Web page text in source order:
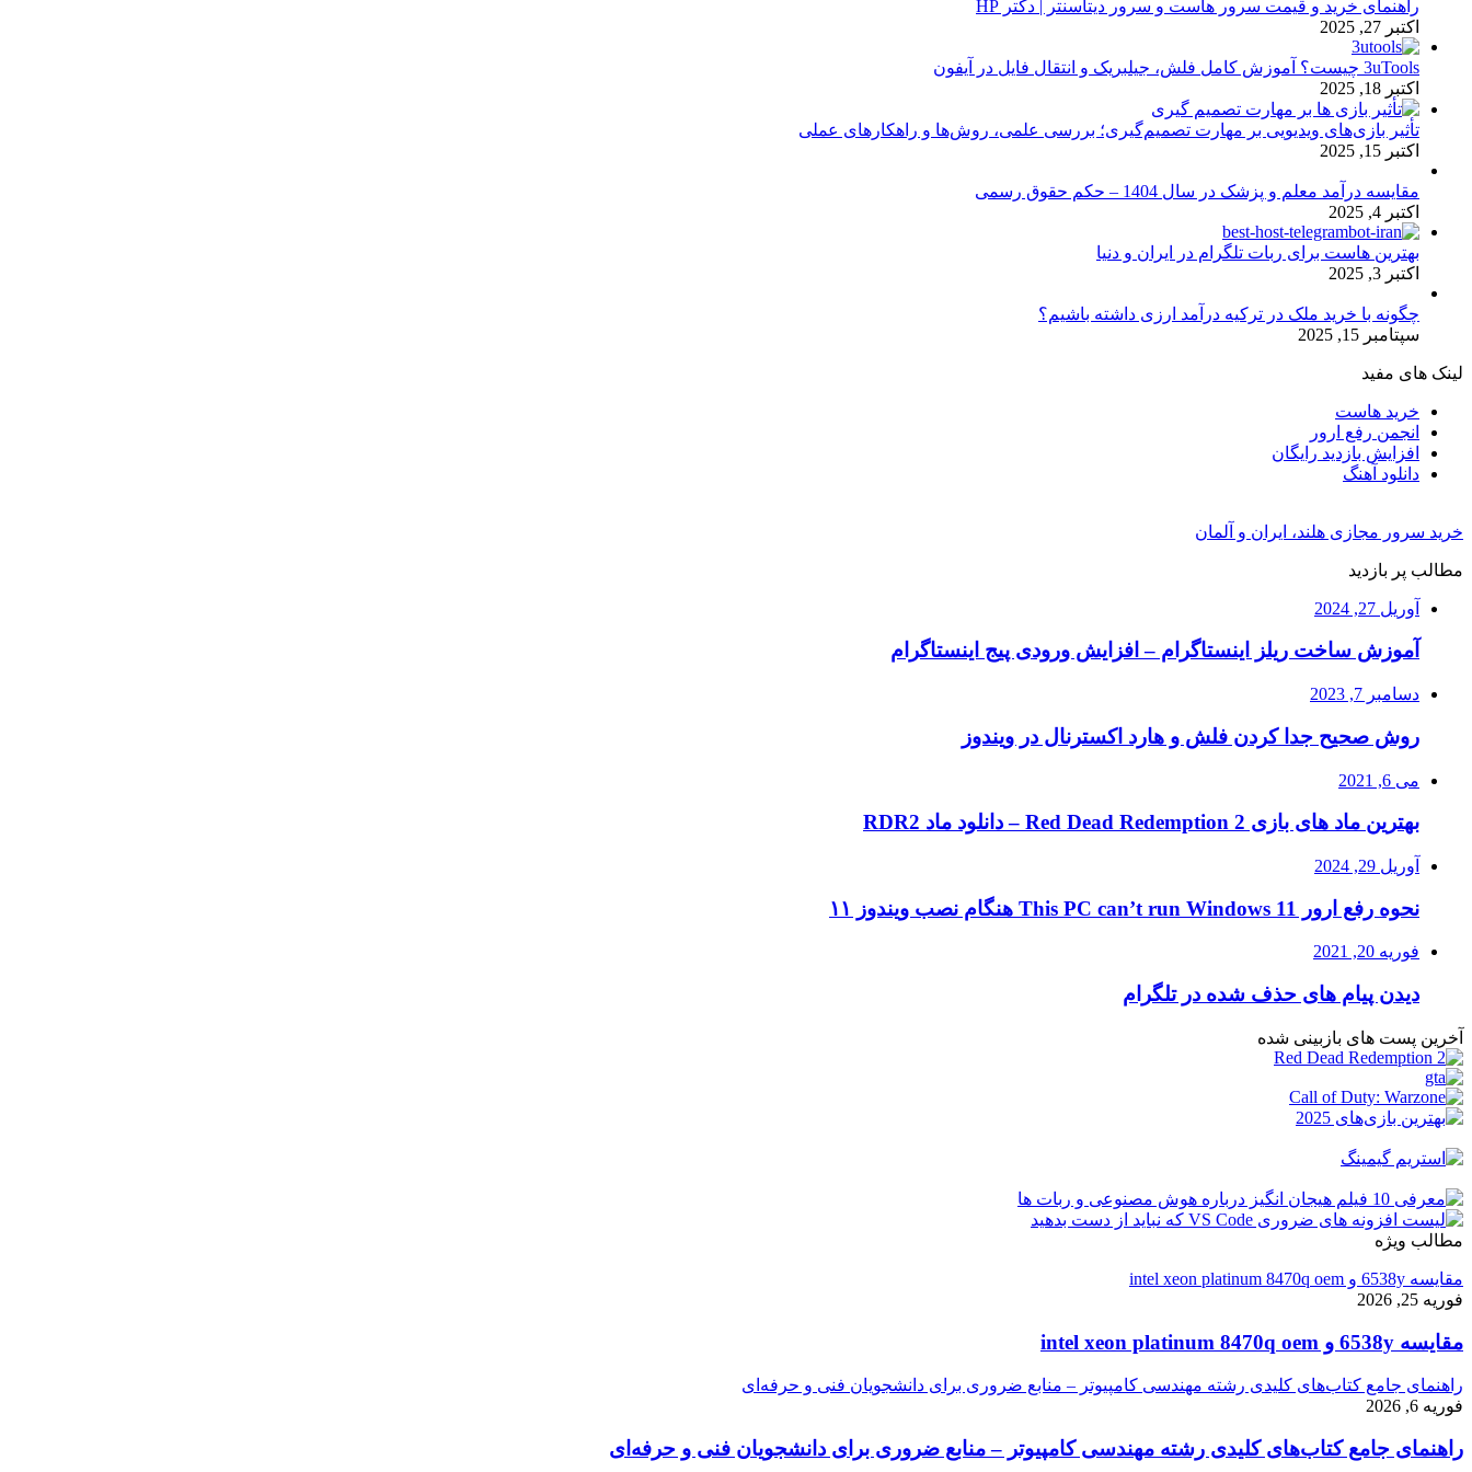
راهنمای خرید و قیمت سرور هاست و سرور دیتاسنتر | دکتر HP
اکتبر 27, 2025
3uTools چیست؟ آموزش کامل فلش، جیلبریک و انتقال فایل در آیفون
اکتبر 18, 2025
تأثیر بازی‌های ویدیویی بر مهارت تصمیم‌گیری؛ بررسی علمی، روش‌ها و راهکارهای عملی
اکتبر 15, 2025
مقایسه درآمد معلم و پزشک در سال 1404 – حکم حقوق رسمی
اکتبر 4, 2025
بهترین هاست برای ربات تلگرام در ایران و دنیا
اکتبر 3, 2025
چگونه با خرید ملک در ترکیه درآمد ارزی داشته باشیم؟
سپتامبر 15, 2025
لینک های مفید
خرید هاست
انجمن رفع ارور
افزایش بازدید رایگان
دانلود آهنگ
خرید سرور مجازی هلند، ایران و آلمان
مطالب پر بازدید
آوریل 27, 2024
آموزش ساخت ریلز اینستاگرام – افزایش ورودی پیج اینستاگرام
دسامبر 7, 2023
روش صحیح جدا کردن فلش و هارد اکسترنال در ویندوز
می 6, 2021
بهترین ماد های بازی Red Dead Redemption 2 – دانلود ماد RDR2
آوریل 29, 2024
نحوه رفع ارور This PC can’t run Windows 11 هنگام نصب ویندوز ۱۱
فوریه 20, 2021
دیدن پیام های حذف شده در تلگرام
آخرین پست های بازبینی شده
مطالب ویژه
مقایسه 6538y و intel xeon platinum 8470q oem
فوریه 25, 2026
مقایسه 6538y و intel xeon platinum 8470q oem
راهنمای جامع کتاب‌های کلیدی رشته مهندسی کامپیوتر – منابع ضروری برای دانشجویان فنی و حرفه‌ای
فوریه 6, 2026
راهنمای جامع کتاب‌های کلیدی رشته مهندسی کامپیوتر – منابع ضروری برای دانشجویان فنی و حرفه‌ای